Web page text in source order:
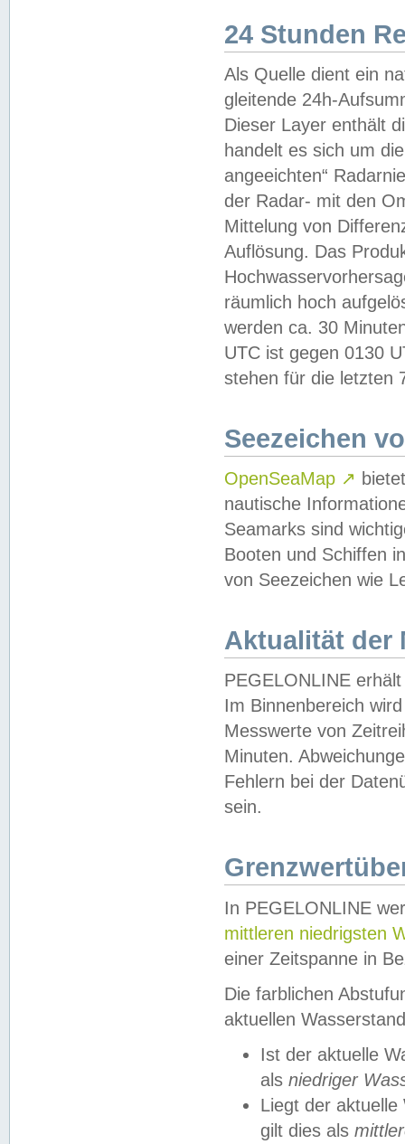
24 Stunden
Als Quelle dient ein
gleitende 24h-
Dieser Layer enthält
handelt es sich um
angeeichten“
der Radar- mit den
Mittelung von
Auflösung. Das
räumlich hoch
werden ca. 30
UTC ist gegen 0130
stehen für die letzten
Seezeichen
OpenSeaMap ↗
nautische
Seamarks sind
Booten und Schiffen
von Seezeichen wie
Aktualität der
PEGELONLINE
Im Binnenbereich
Messwerte von
Minuten.
Fehlern bei der
sein.
In PEGELONLINE
mittleren niedrigsten
einer Zeitspanne in
Die farblichen
aktuellen
Ist der aktuelle
als niedriger
Liegt der
gilt dies als